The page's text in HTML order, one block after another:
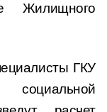
Жилищного
ГКУ
социальной